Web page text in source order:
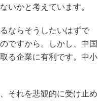
いかと考えています。
ならそうしたいはずで
ですから。しかし、中国
る企業に有利です。中小
それを悲観的に受け止め